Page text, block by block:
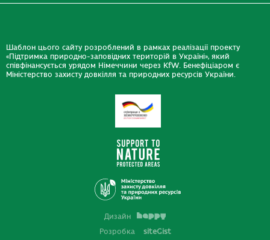
Шаблон цього сайту розроблений в рамках реалізації проекту
«Підтримка природно-заповідних територій в Україні», який
співфінансується урядом Німеччини через KfW. Бенефіціаром є
Міністерство захисту довкілля та природних ресурсів України.
Дизайн
Розробка
siteGist